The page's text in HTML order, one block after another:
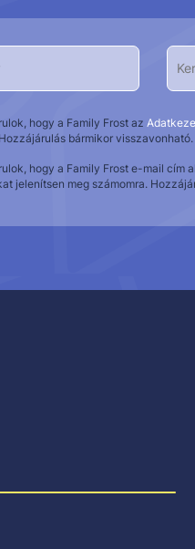
hogy a Family Frost az
bármikor visszavonható.
hogy a Family Frost e-mail cím
jelenítsen meg számomra.